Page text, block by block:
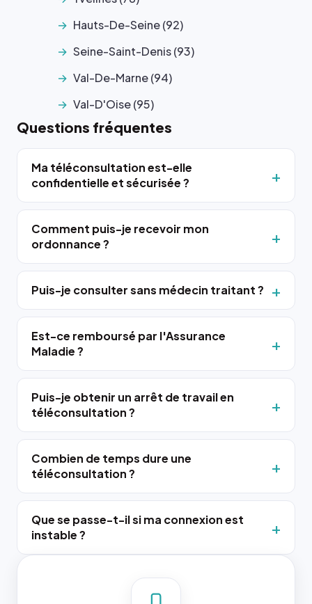
Hauts-De-Seine (92)
Seine-Saint-Denis (93)
Val-De-Marne (94)
Val-D'Oise (95)
Questions fréquentes
Ma téléconsultation est-elle
confidentielle et sécurisée ?
Comment puis-je recevoir mon
ordonnance ?
Puis-je consulter sans médecin traitant ?
Est-ce remboursé par l'Assurance
Maladie ?
Puis-je obtenir un arrêt de travail en
téléconsultation ?
Combien de temps dure une
téléconsultation ?
Que se passe-t-il si ma connexion est
instable ?